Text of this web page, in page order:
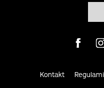
Visit us
Kontakt